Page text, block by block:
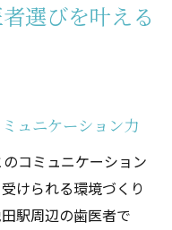
ホスピタリティ体
てなしポイント
者の院内サービス
る歯医者の特徴
ミ情報の見方
選びを叶える
ュニケーション力
コミュニケーション
けられる環境づくり
駅周辺の歯医者で